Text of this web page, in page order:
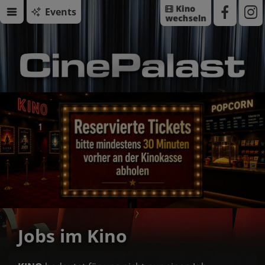
Events
Jobs im Kino